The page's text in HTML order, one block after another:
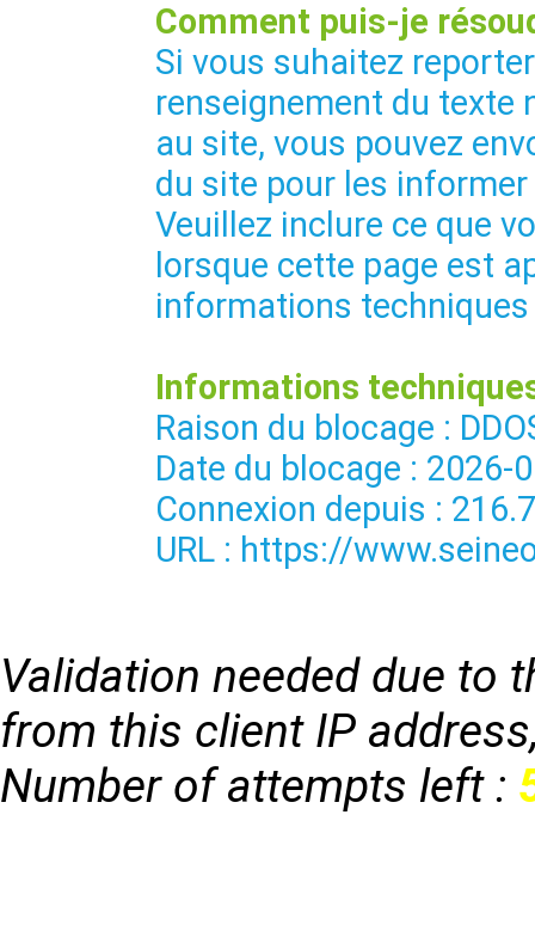
Comment puis-je
Si vous suhaitez
renseignement du texte
au site, vous pouvez
du site pour les
Veuillez inclure ce que
lorsque cette page est
informations
Informations
Raison du blocage :
Date du blocage : 2026-
Connexion depuis :
URL : https://
Validation needed due to
from this client IP
Number of attempts left :